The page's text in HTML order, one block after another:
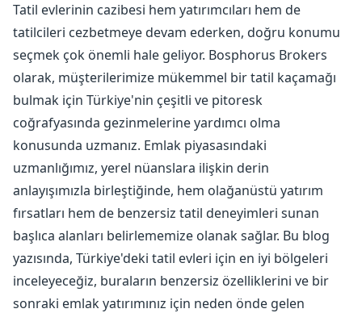
Tatil evlerinin cazibesi hem yatırımcıları hem de
tatilcileri cezbetmeye devam ederken, doğru konumu
seçmek çok önemli hale geliyor. Bosphorus Brokers
olarak, müşterilerimize mükemmel bir tatil kaçamağı
bulmak için Türkiye'nin çeşitli ve pitoresk
coğrafyasında gezinmelerine yardımcı olma
konusunda uzmanız. Emlak piyasasındaki
uzmanlığımız, yerel nüanslara ilişkin derin
anlayışımızla birleştiğinde, hem olağanüstü yatırım
fırsatları hem de benzersiz tatil deneyimleri sunan
başlıca alanları belirlememize olanak sağlar. Bu blog
yazısında, Türkiye'deki tatil evleri için en iyi bölgeleri
inceleyeceğiz, buraların benzersiz özelliklerini ve bir
sonraki emlak yatırımınız için neden önde gelen